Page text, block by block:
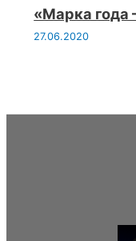
«Марка года
27.06.2020